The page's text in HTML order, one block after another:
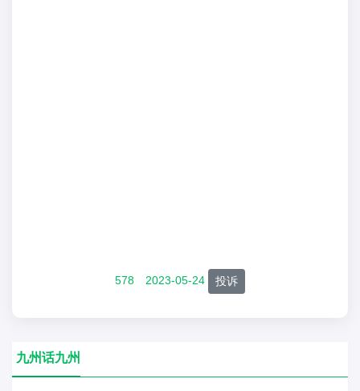
578 2023-05-24 投诉
九州话九州